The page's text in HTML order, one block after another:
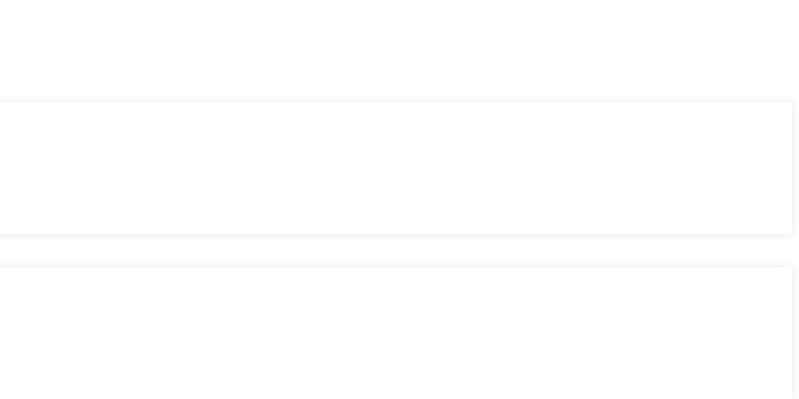
sans complications.
du marché.
des plateformes et des dApps.